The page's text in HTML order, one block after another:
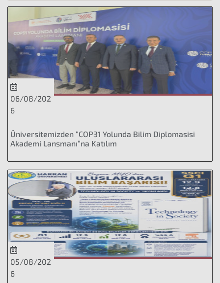
06/08/202
6
Üniversitemizden “COP31 Yolunda Bilim Diplomasisi
Akademi Lansmanı”na Katılım
05/08/202
6